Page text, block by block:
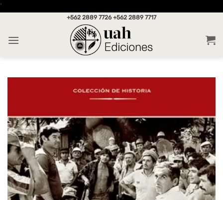
'Saltar
+562 2889 7726 +562 2889 7717